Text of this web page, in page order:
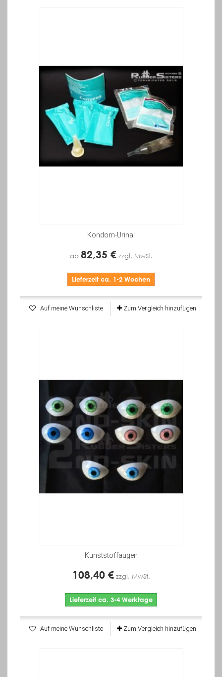
Kondom-Urinal
ab 82,35 € zzgl. MwSt.
Lieferzeit ca. 1-2 Wochen
Auf meine Wunschliste Zum Vergleich hinzufügen
Kunststoffaugen
108,40 € zzgl. MwSt.
Lieferzeit ca. 3-4 Werktage
Auf meine Wunschliste Zum Vergleich hinzufügen